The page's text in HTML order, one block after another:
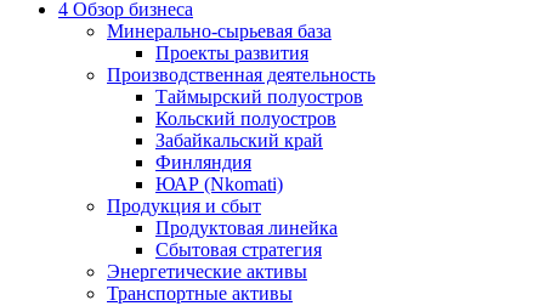
4 Обзор бизнеса
Минерально-сырьевая база
Проекты развития
Производственная деятельность
Таймырский полуостров
Кольский полуостров
Забайкальский край
Финляндия
ЮАР (Nkomati)
Продукция и сбыт
Продуктовая линейка
Сбытовая стратегия
Энергетические активы
Транспортные активы